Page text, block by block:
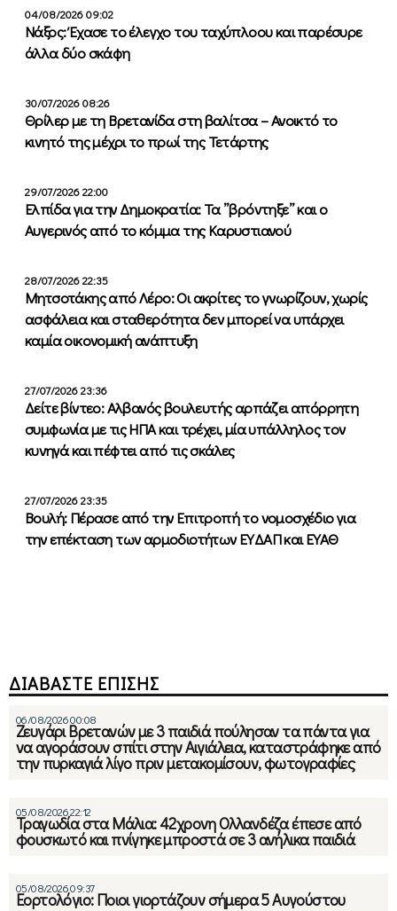
04/08/2026 09:02
Νάξος: Έχασε το έλεγχο του ταχύπλοου και παρέσυρε
άλλα δύο σκάφη
30/07/2026 08:26
Θρίλερ με τη Βρετανίδα στη βαλίτσα – Ανοικτό το
κινητό της μέχρι το πρωί της Τετάρτης
29/07/2026 22:00
Ελπίδα για την Δημοκρατία: Τα ”βρόντηξε” και ο
Αυγερινός από το κόμμα της Καρυστιανού
28/07/2026 22:35
Μητσοτάκης από Λέρο: Οι ακρίτες το γνωρίζουν, χωρίς
ασφάλεια και σταθερότητα δεν μπορεί να υπάρχει
καμία οικονομική ανάπτυξη
27/07/2026 23:36
Δείτε βίντεο: Αλβανός βουλευτής αρπάζει απόρρητη
συμφωνία με τις ΗΠΑ και τρέχει, μία υπάλληλος τον
κυνηγά και πέφτει από τις σκάλες
27/07/2026 23:35
Βουλή: Πέρασε από την Επιτροπή το νομοσχέδιο για
την επέκταση των αρμοδιοτήτων ΕΥΔΑΠ και ΕΥΑΘ
ΔΙΑΒΑΣΤΕ ΕΠΙΣΗΣ
06/08/2026 00:08
Ζευγάρι Βρετανών με 3 παιδιά πούλησαν τα πάντα για
να αγοράσουν σπίτι στην Αιγιάλεια, καταστράφηκε από
την πυρκαγιά λίγο πριν μετακομίσουν, φωτογραφίες
05/08/2026 22:12
Τραγωδία στα Μάλια: 42χρονη Ολλανδέζα έπεσε από
φουσκωτό και πνίγηκε μπροστά σε 3 ανήλικα παιδιά
05/08/2026 09:37
Εορτολόγιο: Ποιοι γιορτάζουν σήμερα 5 Αυγούστου